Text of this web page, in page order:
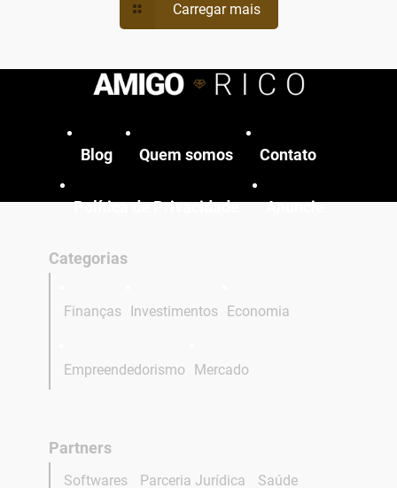
Carregar mais
Blog Quem somos Contato
Política de Privacidade Anuncie
Categorias
Finanças Investimentos Economia
Empreendedorismo Mercado
Partners
Softwares Parceria Jurídica Saúde